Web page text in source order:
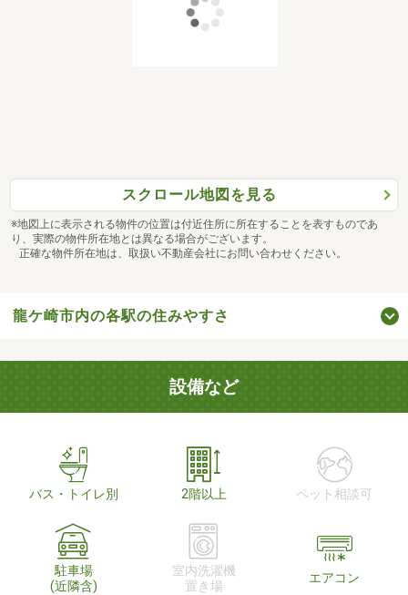
スクロール地図を見る
※地図上に表示される物件の位置は付近住所に所在することを表すものであ
り、実際の物件所在地とは異なる場合がございます。
正確な物件所在地は、取扱い不動産会社にお問い合わせください。
龍ケ崎市内の各駅の住みやすさ
設備など
バス・トイレ別 2階以上 ペット相談可
駐車場
(近隣含)
室内洗濯機
置き場
エアコン